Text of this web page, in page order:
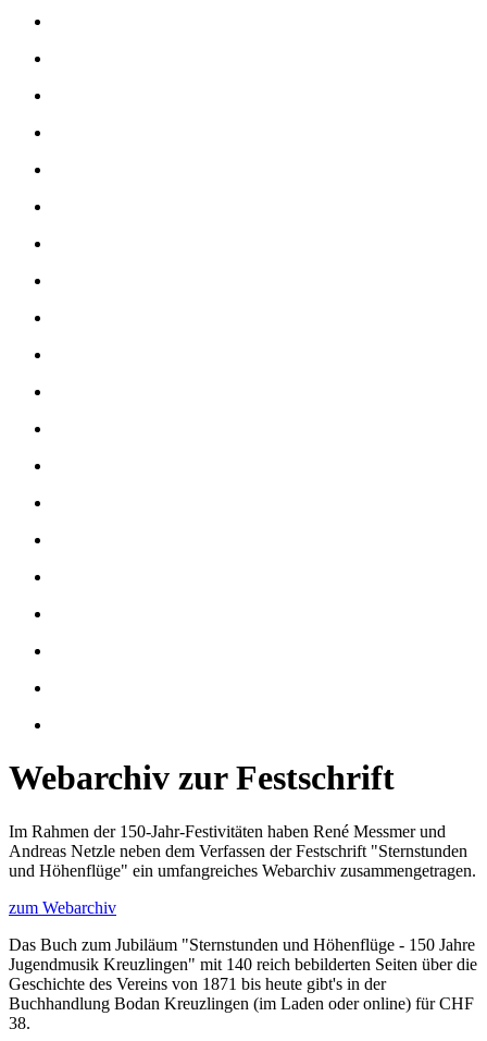
Webarchiv zur Festschrift
Im Rahmen der 150-Jahr-Festivitäten haben René Messmer und
Andreas Netzle neben dem Verfassen der Festschrift "Sternstunden
und Höhenflüge" ein umfangreiches Webarchiv zusammengetragen.
zum Webarchiv
Das Buch zum Jubiläum "Sternstunden und Höhenflüge - 150 Jahre
Jugendmusik Kreuzlingen" mit 140 reich bebilderten Seiten über die
Geschichte des Vereins von 1871 bis heute gibt's in der
Buchhandlung Bodan Kreuzlingen (im Laden oder online) für CHF
38.